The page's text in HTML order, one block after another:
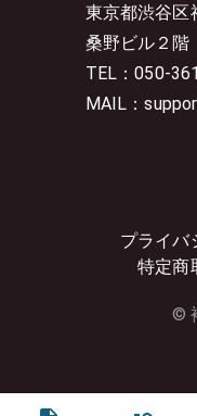
東京都渋谷
桑野ビル２階
TEL：050-
MAIL：
プライバ
特定商
©